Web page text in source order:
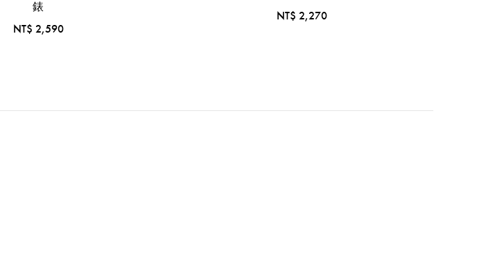
錶
NT$ 2,590
NT$ 2,270